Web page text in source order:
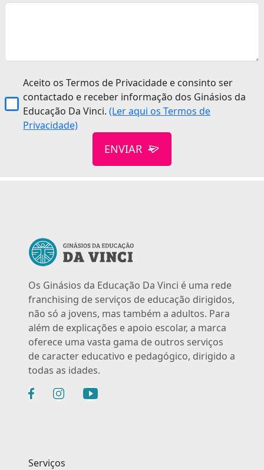
Aceito os Termos de Privacidade e consinto ser
contactado e receber informação dos Ginásios da
Educação Da Vinci.(Ler aqui os Termos de
Privacidade)
ENVIAR
Os Ginásios da Educação Da Vinci é uma rede
franchising de serviços de educação dirigidos,
não só a jovens, mas também a adultos. Para
além de explicações e apoio escolar, a marca
oferece uma vasta gama de outros serviços
de caracter educativo e pedagógico, dirigido a
todas as idades.
Serviços